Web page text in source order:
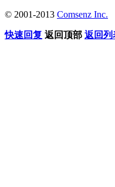
© 2001-2013 Comsenz Inc.
快速回复 返回顶部 返回列